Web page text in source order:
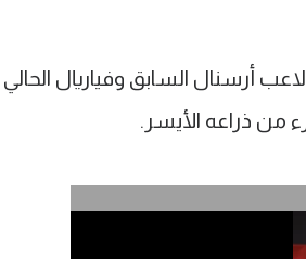
أرسنال السابق وفياريال الحالي
من ذراعه الأيسر.